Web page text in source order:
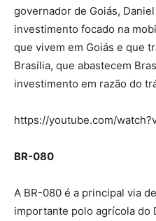
governador de Goiás, Daniel
investimento focado na
que vivem em Goiás e que
Brasília, que abastecem
investimento em razão do
https://youtube.com/
BR-080
A BR-080 é a principal via
importante polo agrícola do